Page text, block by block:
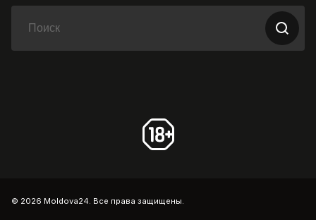
© 2026 Moldova24. Все права защищены.